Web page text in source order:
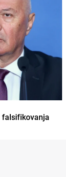
falsifikovanja